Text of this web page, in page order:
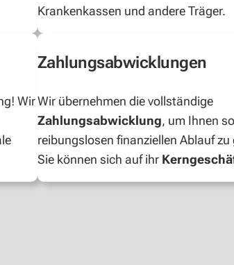
Krankenkassen und andere Träger.
Wir
Zahlungsabwicklungen
Wir übernehmen die vollständige
Zahlungsabwicklung, um Ihnen
reibungslosen finanziellen Ablauf
Sie können sich auf ihr